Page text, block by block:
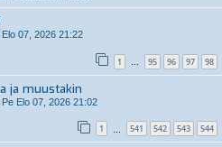
Elo 07, 2026 21:22
1 … 95 96 97 98
ja muustakin
Pe Elo 07, 2026 21:02
1 541 542 543 544